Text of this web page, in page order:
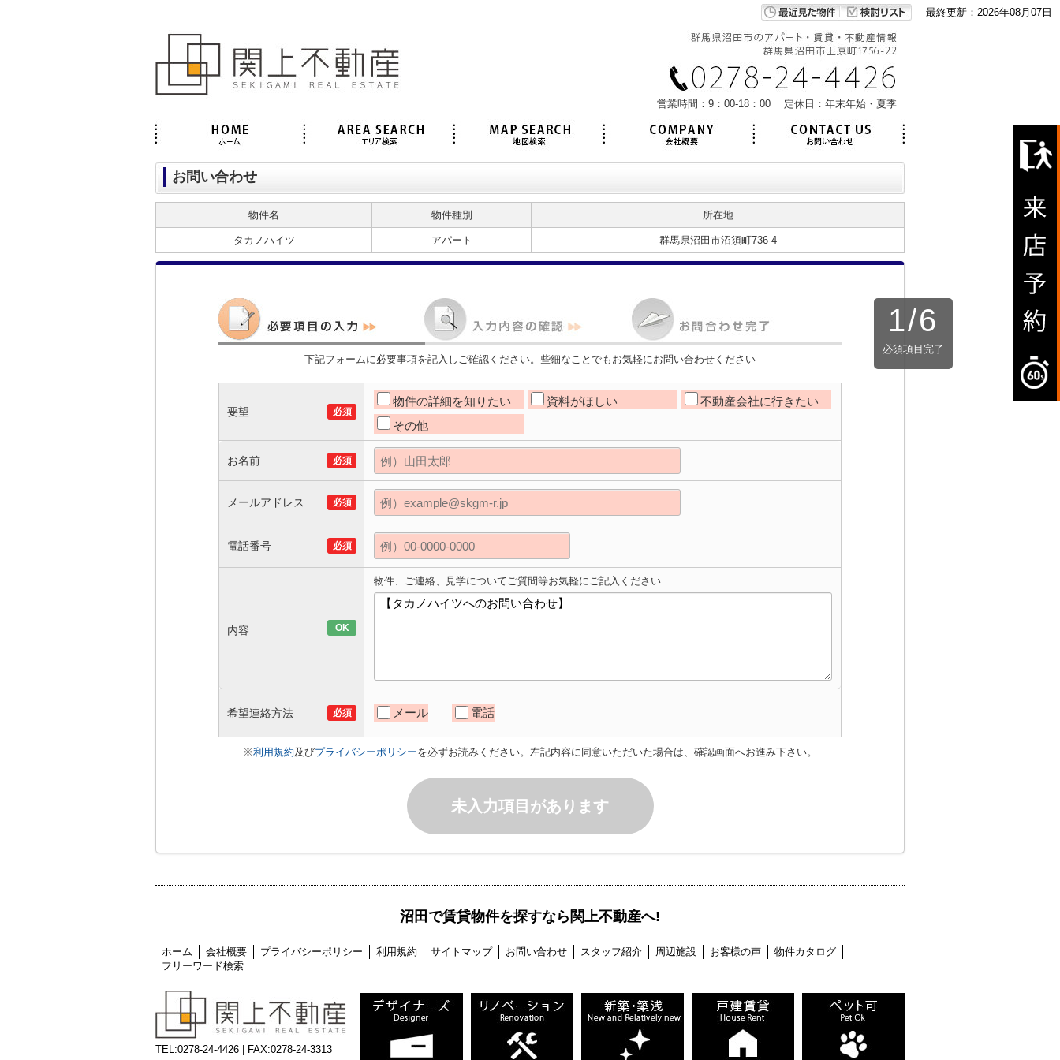
最終更新：2026年08月07日
営業時間：9：00-18：00 定休日：年末年始・夏季
お問い合わせ
物件名 物件種別 所在地
タカノハイツ アパート 群馬県沼田市沼須町736-4
1/6
必須項目完了
下記フォームに必要事項を記入しご確認ください。些細なことでもお気軽にお問い合わせください
要望 必須
物件の詳細を知りたい 資料がほしい
不動産会社に行きたい
その他
お名前 必須
メールアドレス 必須
電話番号 必須
内容 OK
物件、ご連絡、見学についてご質問等お気軽にご記入ください
希望連絡方法 必須 メール 電話
※利用規約及びプライバシーポリシーを必ずお読みください。左記内容に同意いただいた場合は、確認画面へお進み下さい。
未入力項目があります
沼田で賃貸物件を探すなら関上不動産へ!
ホーム 会社概要 プライバシーポリシー 利用規約 サイトマップ お問い合わせ スタッフ紹介 周辺施設 お客様の声
物件カタログ
フリーワード検索
TEL:0278-24-4426 | FAX:0278-24-3313